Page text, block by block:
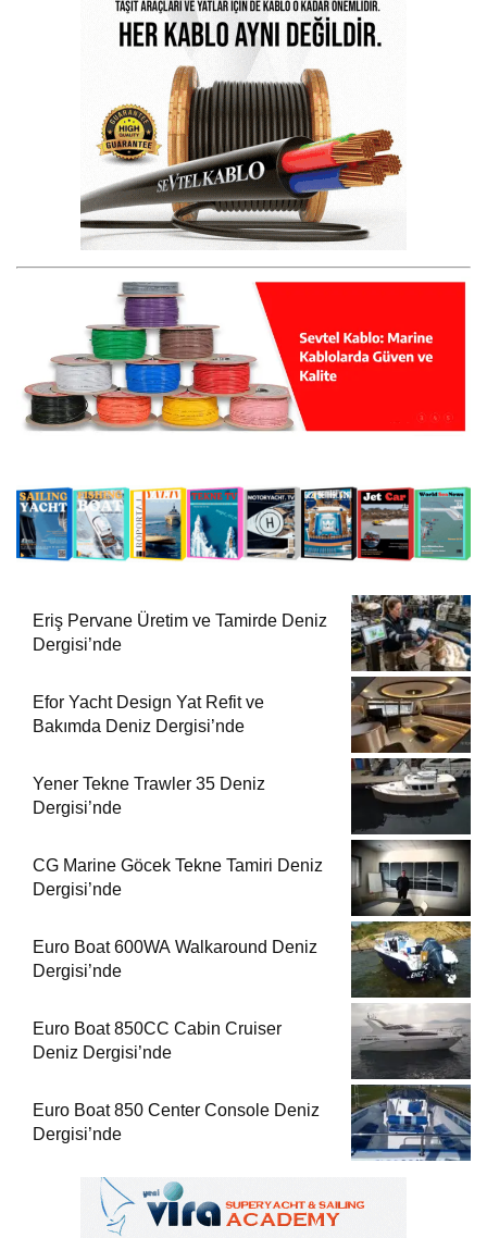
Eriş Pervane Üretim ve Tamirde Deniz
Dergisi’nde
Efor Yacht Design Yat Refit ve
Bakımda Deniz Dergisi’nde
Yener Tekne Trawler 35 Deniz
Dergisi’nde
CG Marine Göcek Tekne Tamiri Deniz
Dergisi’nde
Euro Boat 600WA Walkaround Deniz
Dergisi’nde
Euro Boat 850CC Cabin Cruiser
Deniz Dergisi’nde
Euro Boat 850 Center Console Deniz
Dergisi’nde